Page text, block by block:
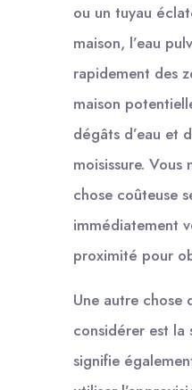
ou un tuyau
maison, l’eau
rapidement des
maison
dégâts d’eau et
moisissure.
chose coûteuse
immédiatement
proximité pour
Une autre chose
considérer est la
signifie